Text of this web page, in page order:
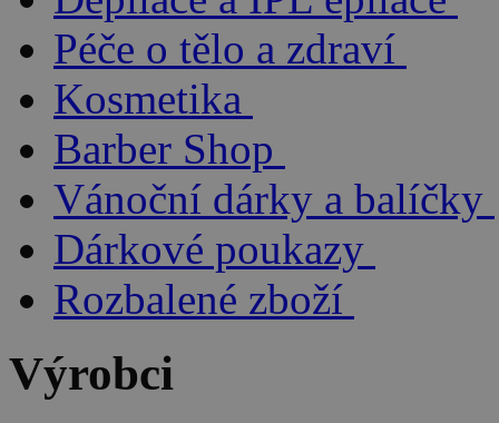
Péče o tělo a zdraví
Kosmetika
Barber Shop
Vánoční dárky a balíčky
Dárkové poukazy
Rozbalené zboží
Výrobci